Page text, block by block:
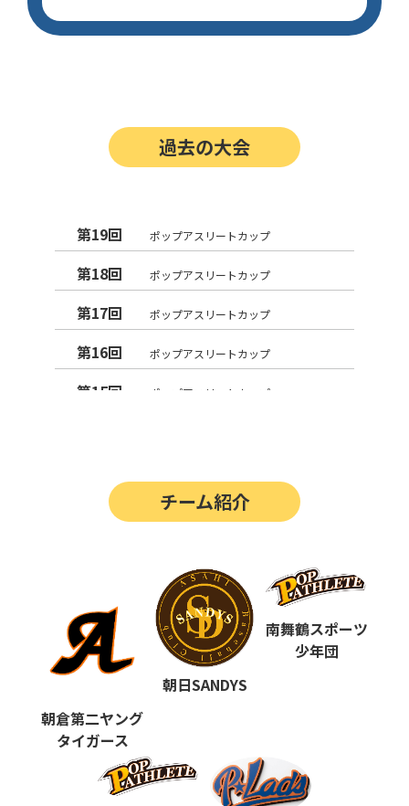
過去の大会
第19回 ポップアスリートカップ
第18回 ポップアスリートカップ
第17回 ポップアスリートカップ
第16回 ポップアスリートカップ
第15回 ポップアスリートカップ
第12回 決勝戦の動画はこちらから
ポップアスリートカップ
第10回 ポップアスリートカップ
第9回 ポップアスリートカップ
第7回
第6回 ポップアスリートカップ
チーム紹介
朝倉第二ヤング
タイガース
朝日SANDYS
南舞鶴スポーツ
少年団